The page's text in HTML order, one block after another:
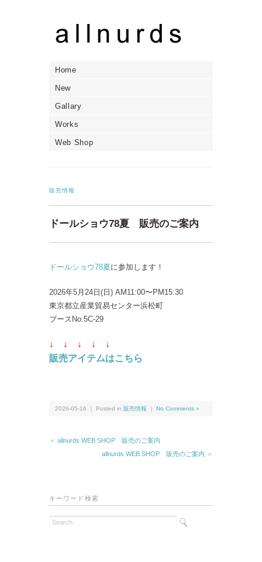
Home
New
Gallary
Works
Web Shop
販売情報
ドールショウ78夏 販売のご案内
ドールショウ78夏に参加します！
2026年5月24日(日) AM11:00〜PM15:30
東京都立産業貿易センター浜松町
ブースNo.5C-29
↓ ↓ ↓ ↓
↓
販売アイテムはこちら
2026-05-16 ｜ Posted in 販売情報 No Comments »
＜ allnurds WEB SHOP 販売のご案内
allnurds WEB SHOP 販売のご案内 ＞
キーワード検索